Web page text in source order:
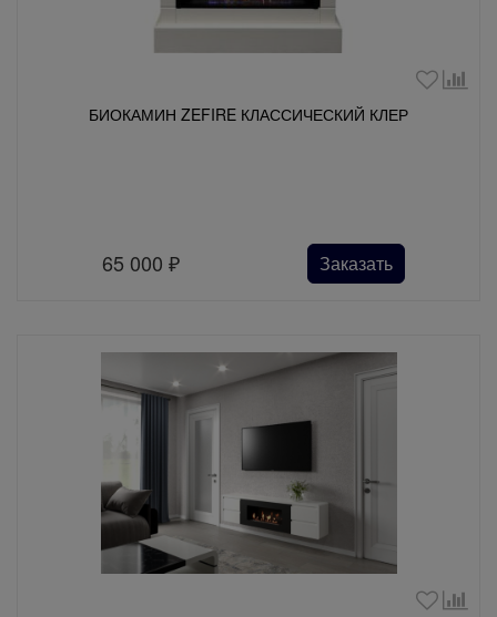
БИОКАМИН ZEFIRE КЛАССИЧЕСКИЙ КЛЕР
65 000₽ Заказать